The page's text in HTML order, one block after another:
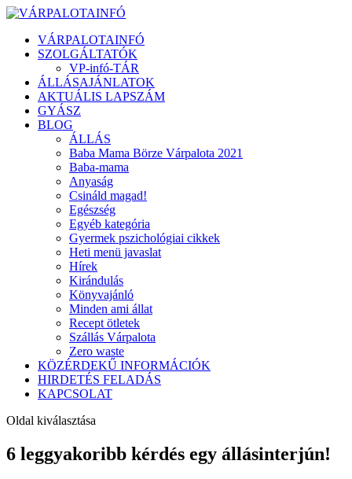
VÁRPALOTAINFÓ
SZOLGÁLTATÓK
VP-infó-TÁR
ÁLLÁSAJÁNLATOK
AKTUÁLIS LAPSZÁM
GYÁSZ
BLOG
ÁLLÁS
Baba Mama Börze Várpalota 2021
Baba-mama
Anyaság
Csináld magad!
Egészség
Egyéb kategória
Gyermek pszichológiai cikkek
Heti menü javaslat
Hírek
Kirándulás
Könyvajánló
Minden ami állat
Recept ötletek
Szállás Várpalota
Zero waste
KÖZÉRDEKŰ INFORMÁCIÓK
HIRDETÉS FELADÁS
KAPCSOLAT
Oldal kiválasztása
6 leggyakoribb kérdés egy állásinterjún!